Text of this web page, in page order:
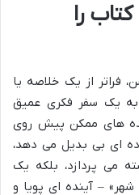
را
فراتر از یک خلاصه یا
به یک سفر فکری عمیق
های ممکن پیش روی
ای بی بدیل می دهد،
می پردازد، بلکه یک
– آینده ای پویا و